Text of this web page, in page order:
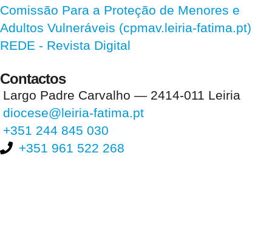
Comissão Para a Proteção de Menores e
Adultos Vulneráveis (cpmav.leiria-fatima.pt)
REDE - Revista Digital
Contactos
Largo Padre Carvalho — 2414-011 Leiria
diocese@leiria-fatima.pt
+351 244 845 030
+351 961 522 268